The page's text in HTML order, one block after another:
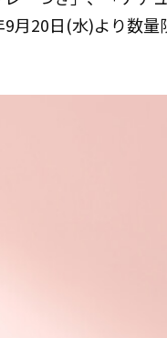
月20日(水)より数量